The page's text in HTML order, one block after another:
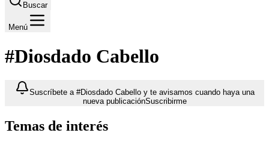
Buscar
Menú
#Diosdado Cabello
Suscríbete a #Diosdado Cabello y te avisamos cuando haya una
nueva publicaciónSuscribirme
Temas de interés